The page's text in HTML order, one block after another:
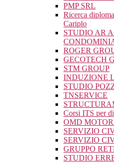
PMP SRL
Ricerca
Cariplo
STUDIO AR
ROGER
GECOTECH
STM GROUP
INDUZIONE
STUDIO
TNSERVICE
Corsi ITS per
OMD
SERVIZIO
SERVIZIO
GRUPPO
STUDIO